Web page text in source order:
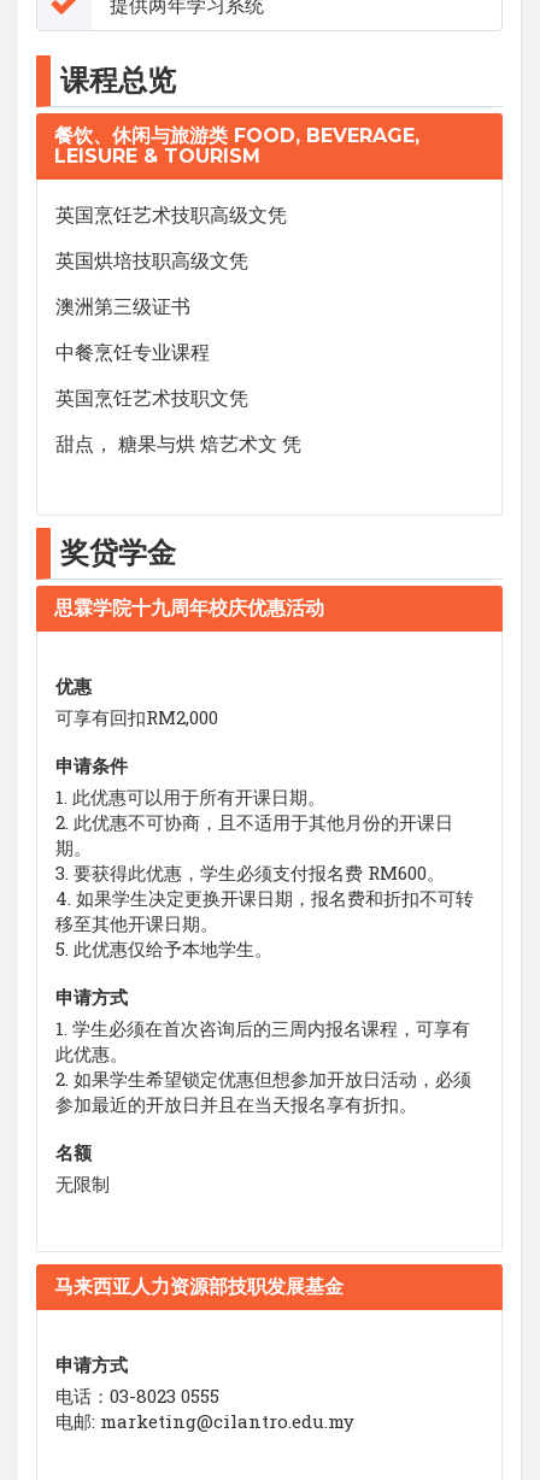
课程总览
餐饮、休闲与旅游类 FOOD, BEVERAGE,
LEISURE & TOURISM
英国烹饪艺术技职高级文凭
英国烘培技职高级文凭
澳洲第三级证书
中餐烹饪专业课程
英国烹饪艺术技职文凭
甜点， 糖果与烘 焙艺术文 凭
奖贷学金
思霖学院十九周年校庆优惠活动
优惠
可享有回扣RM2,000
申请条件
1. 此优惠可以用于所有开课日期。
2. 此优惠不可协商，且不适用于其他月份的开课日
期。
3. 要获得此优惠，学生必须支付报名费 RM600。
4. 如果学生决定更换开课日期，报名费和折扣不可转
移至其他开课日期。
5. 此优惠仅给予本地学生。
申请方式
1. 学生必须在首次咨询后的三周内报名课程，可享有
此优惠。
2. 如果学生希望锁定优惠但想参加开放日活动，必须
参加最近的开放日并且在当天报名享有折扣。
名额
无限制
马来西亚人力资源部技职发展基金
申请方式
电话：03-8023 0555
电邮: marketing@cilantro.edu.my